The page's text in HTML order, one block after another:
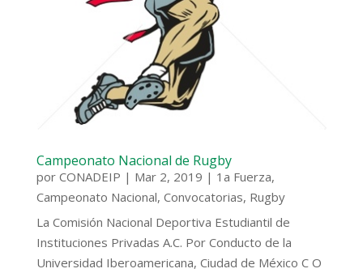
Campeonato Nacional de Rugby
por CONADEIP | Mar 2, 2019 | 1a Fuerza,
Campeonato Nacional, Convocatorias, Rugby
La Comisión Nacional Deportiva Estudiantil de
Instituciones Privadas A.C. Por Conducto de la
Universidad Iberoamericana, Ciudad de México C O